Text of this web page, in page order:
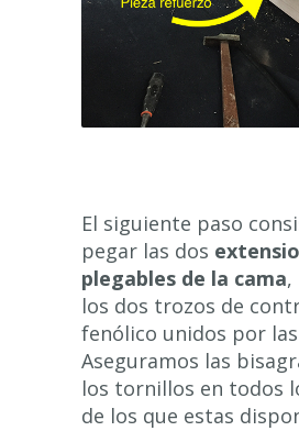
El siguiente paso
pegar las dos
plegables de la cama,
los dos trozos de
fenólico unidos por
Aseguramos las
los tornillos en todos
de los que estas